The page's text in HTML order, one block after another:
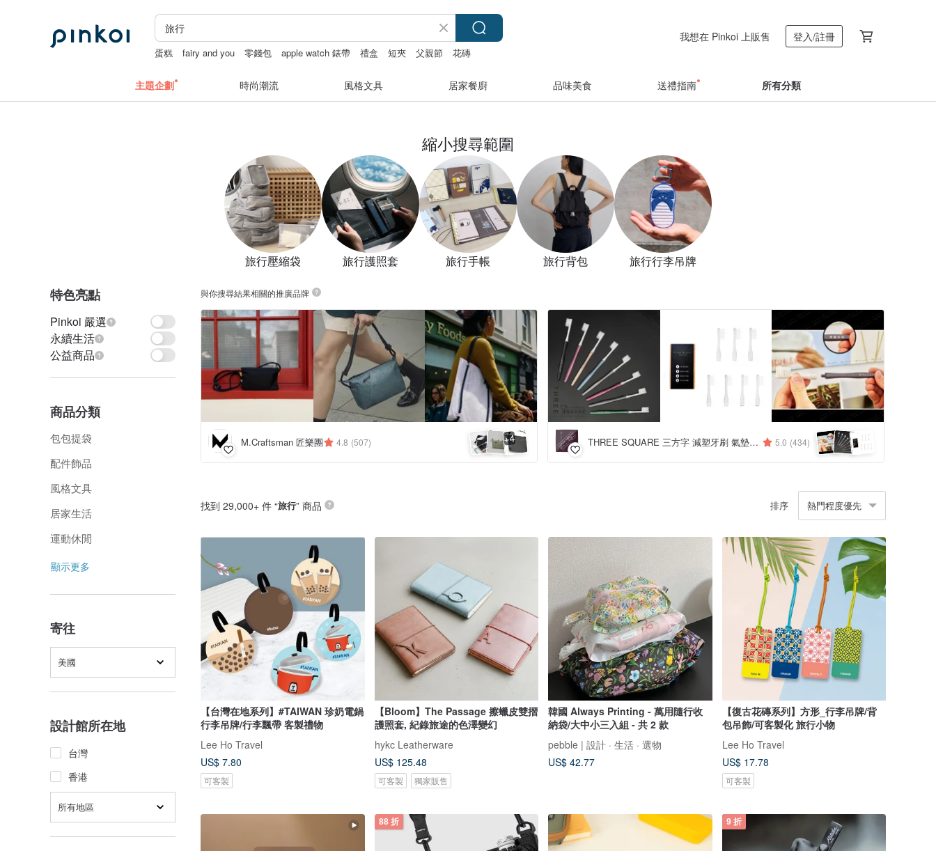
蛋糕 fairy and you 零錢包 apple watch 錶帶 禮盒 短夾 父親節 花磚
我想在 Pinkoi 上販售 登入/註冊
主題企劃 時尚潮流 風格文具 居家餐廚 品味美食 送禮指南 所有分類
縮小搜尋範圍
旅行壓縮袋 旅行護照套 旅行手帳 旅行背包 旅行行李吊牌
特色亮點
Pinkoi 嚴選
永續生活
公益商品
商品分類
包包提袋
配件飾品
風格文具
居家生活
運動休閒
顯示更多
寄往
美國
設計館所在地
台灣
香港
所有地區
與你搜尋結果相關的推廣品牌
M.Craftsman 匠樂團 4.8 (507) +4 THREE SQUARE 三方字 減塑牙刷 氣墊拖鞋 5.0 (434)
找到 29,000+ 件 “旅行” 商品 排序 熱門程度優先
【台灣在地系列】#TAIWAN 珍奶電鍋
行李吊牌/行李飄帶 客製禮物
Lee Ho Travel
US$ 7.80
可客製
【Bloom】The Passage 擦蠟皮雙摺
護照套, 紀錄旅途的色澤變幻
hykc Leatherware
US$ 125.48
可客製 獨家販售
韓國 Always Printing - 萬用隨行收
納袋/大中小三入組 - 共 2 款
pebble | 設計 · 生活 · 選物
US$ 42.77
【復古花磚系列】方形_行李吊牌/背
包吊飾/可客製化 旅行小物
Lee Ho Travel
US$ 17.78
可客製
88 折 9 折